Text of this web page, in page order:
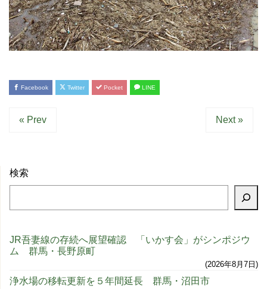
Facebook Twitter Pocket LINE
« Prev Next »
検索
JR吾妻線の存続へ展望確認 「いかす会」がシンポジウ
ム 群馬・長野原町
2026年8月7日
浄水場の移転更新を５年間延長 群馬・沼田市